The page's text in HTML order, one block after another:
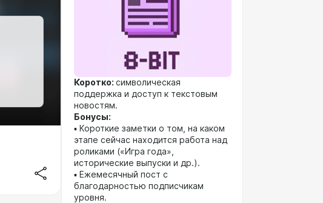
Коротко: символическая
поддержка и доступ к текстовым
новостям.
Бонусы:
▪️ Короткие заметки о том, на каком
этапе сейчас находится работа над
роликами («Игра года»,
исторические выпуски и др.).
▪️ Ежемесячный пост с
благодарностью подписчикам
уровня.